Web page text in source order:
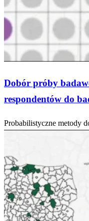
Dobór próby
respondentów do
Probabilistyczne metody